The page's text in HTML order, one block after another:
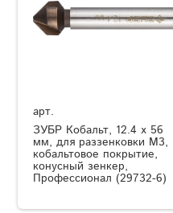
арт.
ЗУБР Кобальт, 12.4 x 56
мм, для раззенковки М3,
кобальтовое покрытие,
конусный зенкер,
Профессионал (29732-6)